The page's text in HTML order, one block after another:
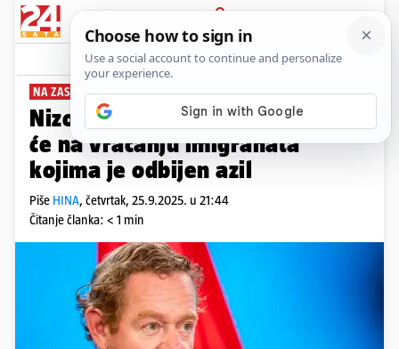
PRIJAVA
News Komentari
NA ZASJEDANJU SKUPŠTINE UN-A
Nizozemska i Uganda surađivat
će na vraćanju imigranata
kojima je odbijen azil
Piše HINA, četvrtak, 25.9.2025. u 21:44
Čitanje članka: < 1 min